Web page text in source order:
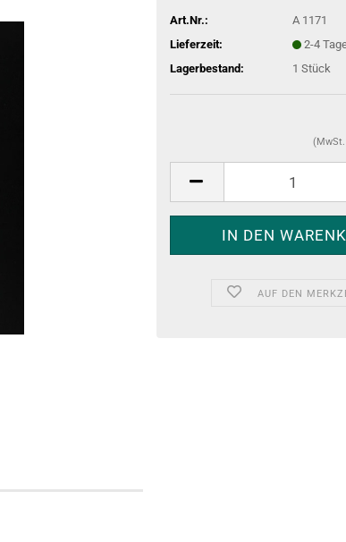
Art.Nr.:
A 1171
Lieferzeit:
2-4
Lagerbestand:
1 Stück
AUF DEN